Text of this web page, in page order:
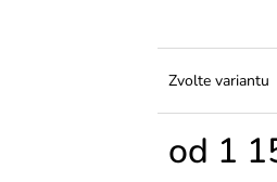
Zvolte variantu
od 1